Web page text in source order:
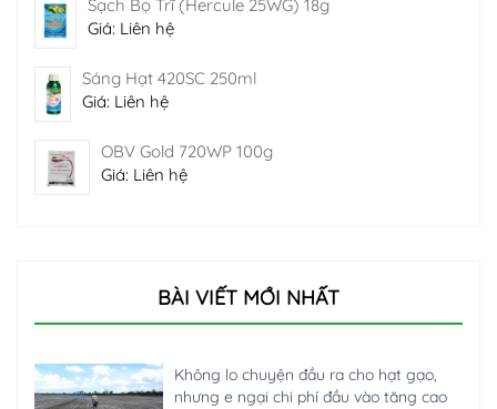
Sạch Bọ Trĩ (Hercule 25WG) 18g
Giá: Liên hệ
Sáng Hạt 420SC 250ml
Giá: Liên hệ
OBV Gold 720WP 100g
Giá: Liên hệ
BÀI VIẾT MỚI NHẤT
Không lo chuyện đầu ra cho hạt gạo,
nhưng e ngại chi phí đầu vào tăng cao